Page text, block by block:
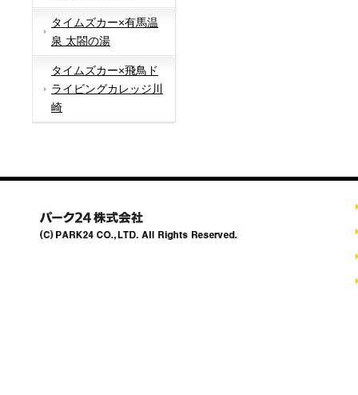
タイムズカー×有馬温
泉 太閤の湯
タイムズカー×飛鳥ド
ライビングカレッジ川
崎